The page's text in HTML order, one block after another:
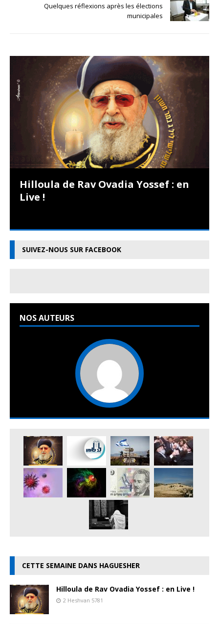
Quelques réflexions après les élections
municipales
Hilloula de Rav Ovadia Yossef : en
Live !
SUIVEZ-NOUS SUR FACEBOOK
NOS AUTEURS
CETTE SEMAINE DANS HAGUESHER
Hilloula de Rav Ovadia Yossef : en Live !
2 Heshvan 5781